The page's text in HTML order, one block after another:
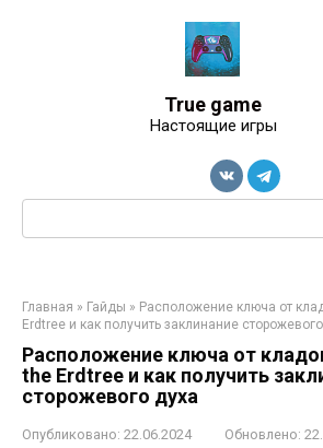
True game
Настоящие игры
Поиск:
Главная » Гайды » Расположение ключа от
Erdtree и как получить заклинание
Расположение ключа от
the Erdtree и как получить
сторожевого духа
Опубликовано: 22.06.2024 Обновлено: